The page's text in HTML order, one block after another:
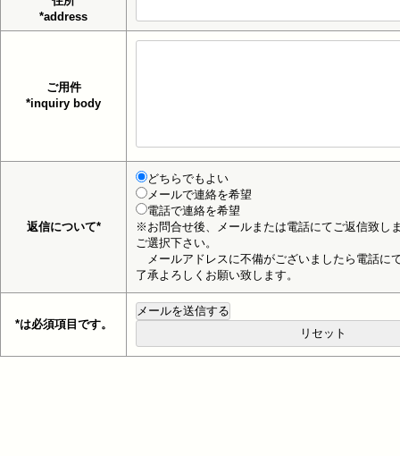
*address
ご用件
*inquiry body
返信について*
どちらでもよい
メールで連絡を希望
電話で連絡を希望
※お問合せ後、メールまたは電話にてご返信致し
ご選択下さい。
メールアドレスに不備がございましたら電話に
了承よろしくお願い致します。
*は必須項目です。